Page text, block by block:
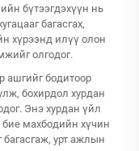
бүтээгдэхүүн нь
багасгах,
хүрээнд илүү олон
олгодог.
ашгийг бодитоор
бохирдол хурдан
Энэ хурдан үйл
махбодийн хүчин
урт ажлын